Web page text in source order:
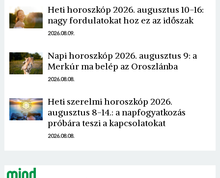
Heti horoszkóp 2026. augusztus 10-16:
nagy fordulatokat hoz ez az időszak
2026.08.09.
Napi horoszkóp 2026. augusztus 9: a
Merkúr ma belép az Oroszlánba
2026.08.08.
Heti szerelmi horoszkóp 2026.
augusztus 8-14.: a napfogyatkozás
próbára teszi a kapcsolatokat
2026.08.08.